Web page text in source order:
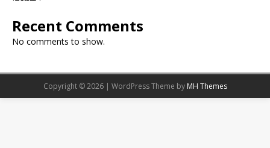
Recent Comments
No comments to show.
Copyright © 2026 | WordPress Theme by MH Themes